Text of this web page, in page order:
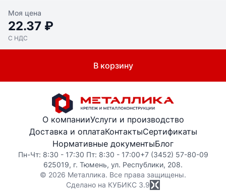
Моя цена
22.37 ₽
С НДС
В корзину
О компанииУслуги и производство
Доставка и оплатаКонтактыСертификаты
Нормативные документыБлог
Пн-Чт: 8:30 - 17:30 Пт: 8:30 - 17:00+7 (3452) 57-80-09
625019, г. Тюмень, ул. Республики, 208.
© 2026 Металлика. Все права защищены.
Сделано на КУБИКС 3.9